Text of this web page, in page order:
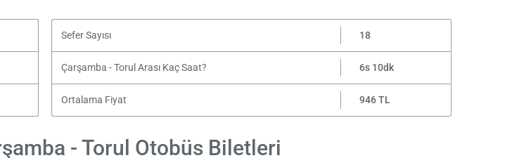
Sefer Sayısı 18
Çarşamba - Torul Arası Kaç Saat? 6s 10dk
Ortalama Fiyat 946 TL
- Torul Otobüs Biletleri